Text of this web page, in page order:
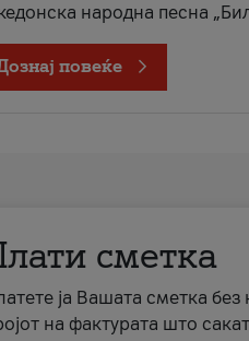
народна песна
повеќе
сметка
ја Вашата сметка
на фактурата што